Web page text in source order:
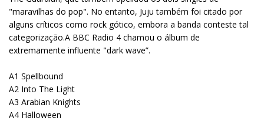
"maravilhas do pop". No entanto, Juju também foi citado por
alguns críticos como rock gótico, embora a banda conteste tal
categorização.A BBC Radio 4 chamou o álbum de
extremamente influente "dark wave”.
A1 Spellbound
A2 Into The Light
A3 Arabian Knights
A4 Halloween